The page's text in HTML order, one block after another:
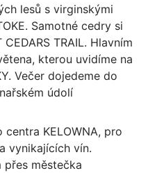
lesů s virginskými
Samotné cedry si
TRAIL. Hlavním
kterou uvidíme na
Večer dojedeme do
údolí
KELOWNA, pro
vynikajících vín.
přes městečka